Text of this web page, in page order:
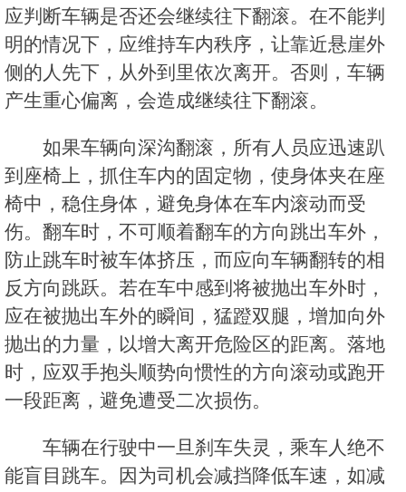
应判断车辆是否还会继续往下翻滚。在不能判
明的情况下，应维持车内秩序，让靠近悬崖外
侧的人先下，从外到里依次离开。否则，车辆
产生重心偏离，会造成继续往下翻滚。
如果车辆向深沟翻滚，所有人员应迅速趴
到座椅上，抓住车内的固定物，使身体夹在座
椅中，稳住身体，避免身体在车内滚动而受
伤。翻车时，不可顺着翻车的方向跳出车外，
防止跳车时被车体挤压，而应向车辆翻转的相
反方向跳跃。若在车中感到将被抛出车外时，
应在被抛出车外的瞬间，猛蹬双腿，增加向外
抛出的力量，以增大离开危险区的距离。落地
时，应双手抱头顺势向惯性的方向滚动或跑开
一段距离，避免遭受二次损伤。
车辆在行驶中一旦刹车失灵，乘车人绝不
能盲目跳车。因为司机会减挡降低车速，如减